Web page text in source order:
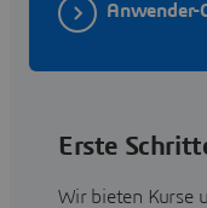
Anwender-
Erste
Wir bieten Kurse